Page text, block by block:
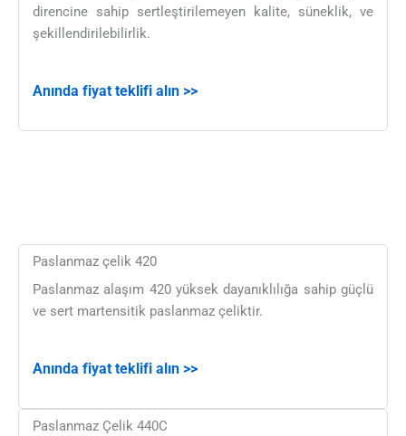
direncine sahip sertleştirilemeyen kalite, süneklik, ve
şekillendirilebilirlik.
Anında fiyat teklifi alın >>
Paslanmaz çelik 420
Paslanmaz alaşım 420 yüksek dayanıklılığa sahip güçlü
ve sert martensitik paslanmaz çeliktir.
Anında fiyat teklifi alın >>
Paslanmaz Çelik 440C